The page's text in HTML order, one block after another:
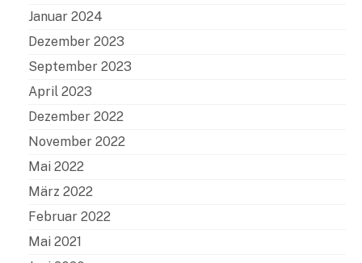
Januar 2024
Dezember 2023
September 2023
April 2023
Dezember 2022
November 2022
Mai 2022
März 2022
Februar 2022
Mai 2021